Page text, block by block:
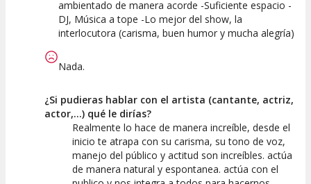
ambientado de manera acorde -Suficiente espacio -
DJ, Música a tope -Lo mejor del show, la
interlocutora (carisma, buen humor y mucha alegría)
Nada.
¿Si pudieras hablar con el artista (cantante, actriz,
actor,...) qué le dirías?
Realmente lo hace de manera increíble, desde el
inicio te atrapa con su carisma, su tono de voz,
manejo del público y actitud son increíbles. actúa
de manera natural y espontanea. actúa con el